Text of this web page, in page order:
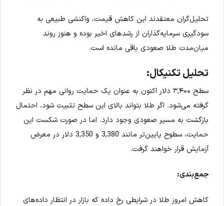
تحلیل‌گران معتقدند این کاهش قیمت، واکنشی طبیعی به
سودگیری سرمایه‌گذاران از رشدهای اخیر بوده و هنوز روند
میان‌مدت طلا صعودی باقی مانده است.
تحلیل تکنیکال:
سطح ۳,۴۰۰ دلار اکنون به عنوان یک حمایت روانی مهم در نظر
گرفته می‌شود. اگر طلا بتواند بالای این سطح تثبیت شود، احتمال
بازگشت به مسیر صعودی وجود دارد. اما در صورت شکست این
حمایت، سطوح پایین‌تر مانند 3,380 و 3,350 دلار در معرض
آزمایش قرار خواهند گرفت.
جمع‌بندی:
کاهش امروز طلا در شرایطی رخ داده که بازار در انتظار داده‌های